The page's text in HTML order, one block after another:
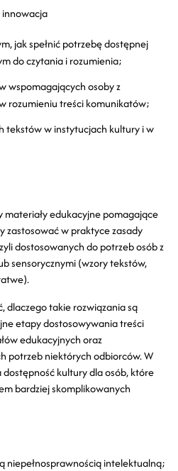
jak spełnić potrzebę dostępnej
do czytania i rozumienia;
wspomagających osoby z
rozumieniu treści komunikatów;
tekstów w instytucjach kultury i w
materiały edukacyjne pomagające
zastosować w praktyce zasady
dostosowanych do potrzeb osób z
sensorycznymi (wzory tekstów,
dlaczego takie rozwiązania są
etapy dostosowywania treści
edukacyjnych oraz
potrzeb niektórych odbiorców. W
kultury dla osób, które
bardziej skomplikowanych
niepełnosprawnością intelektualną;